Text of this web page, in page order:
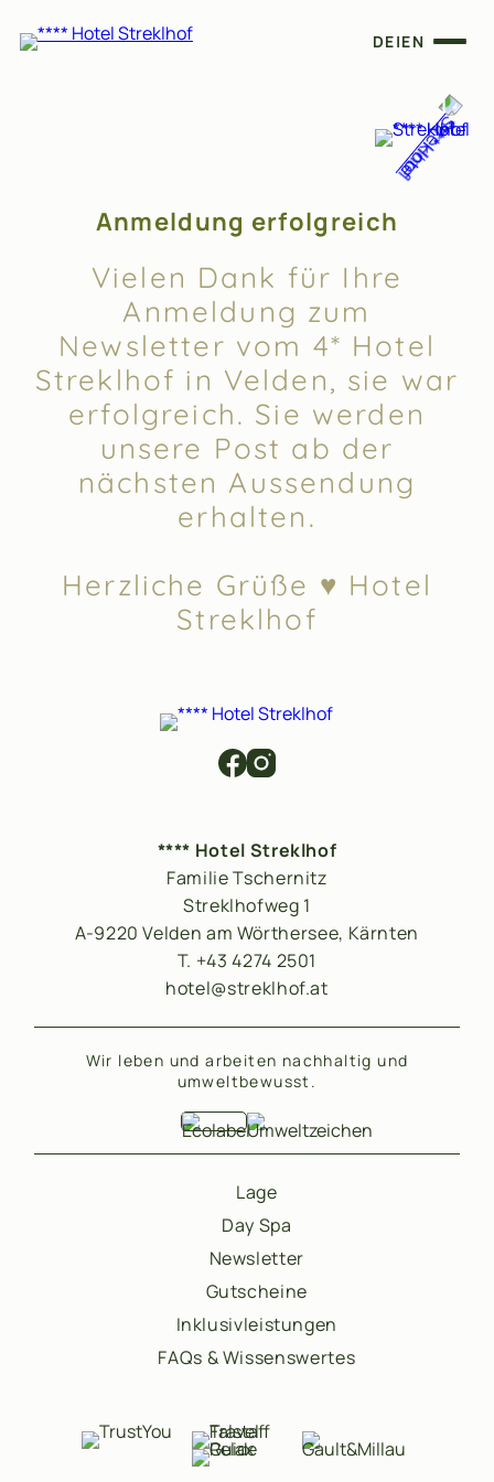
DE|EN
Anmeldung erfolgreich
Vielen Dank für Ihre
Anmeldung zum
Newsletter vom 4* Hotel
Streklhof in Velden, sie war
erfolgreich. Sie werden
unsere Post ab der
nächsten Aussendung
erhalten.
Herzliche Grüße ♥ Hotel
Streklhof
**** Hotel Streklhof
Familie Tschernitz
Streklhofweg 1
A-9220 Velden am Wörthersee, Kärnten
T. +43 4274 2501
hotel@streklhof.at
Wir leben und arbeiten nachhaltig und
umweltbewusst.
Lage
Day Spa
Newsletter
Gutscheine
Inklusivleistungen
FAQs & Wissenswertes